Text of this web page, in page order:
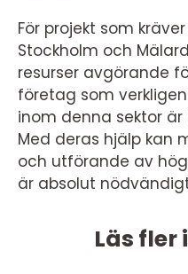
För projekt som
Stockholm och
resurser avgörande
företag som
inom denna sektor
Med deras hjälp kan
och utförande av
är absolut
Läs